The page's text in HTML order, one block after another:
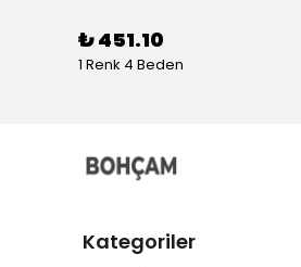
₺ 451.10
1 Renk 4 Beden
Kategoriler